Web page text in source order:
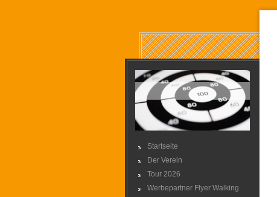
Startseite
Der Verein
Tour 2026
Werbepartner Flyer Walking